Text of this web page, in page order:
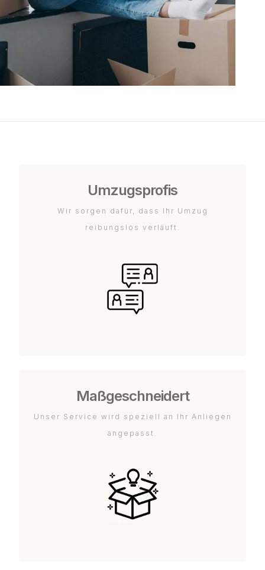
Umzugsprofis
Wir sorgen dafür, dass Ihr Umzug
reibungslos verläuft.
Maßgeschneidert
Unser Service wird speziell an Ihr Anliegen
angepasst.